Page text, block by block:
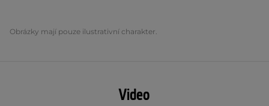
Obrázky mají pouze ilustrativní charakter.
Video